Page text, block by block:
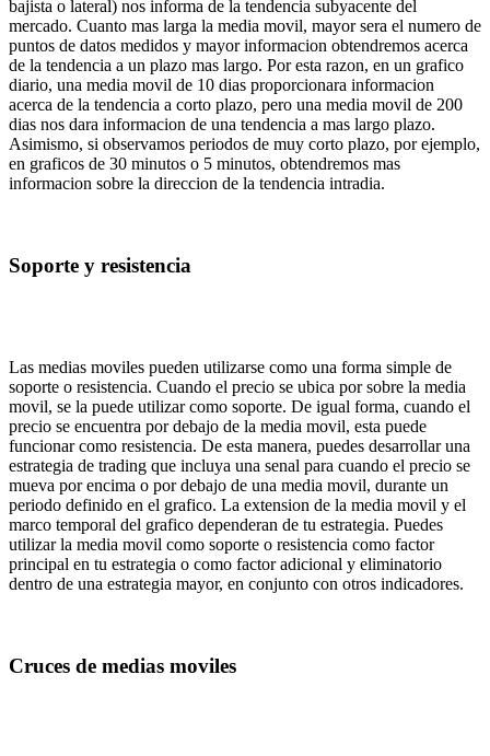
bajista o lateral) nos informa de la tendencia subyacente del
mercado. Cuanto mas larga la media movil, mayor sera el numero de
puntos de datos medidos y mayor informacion obtendremos acerca
de la tendencia a un plazo mas largo. Por esta razon, en un grafico
diario, una media movil de 10 dias proporcionara informacion
acerca de la tendencia a corto plazo, pero una media movil de 200
dias nos dara informacion de una tendencia a mas largo plazo.
Asimismo, si observamos periodos de muy corto plazo, por ejemplo,
en graficos de 30 minutos o 5 minutos, obtendremos mas
informacion sobre la direccion de la tendencia intradia.
Soporte y resistencia
Las medias moviles pueden utilizarse como una forma simple de
soporte o resistencia. Cuando el precio se ubica por sobre la media
movil, se la puede utilizar como soporte. De igual forma, cuando el
precio se encuentra por debajo de la media movil, esta puede
funcionar como resistencia. De esta manera, puedes desarrollar una
estrategia de trading que incluya una senal para cuando el precio se
mueva por encima o por debajo de una media movil, durante un
periodo definido en el grafico. La extension de la media movil y el
marco temporal del grafico dependeran de tu estrategia. Puedes
utilizar la media movil como soporte o resistencia como factor
principal en tu estrategia o como factor adicional y eliminatorio
dentro de una estrategia mayor, en conjunto con otros indicadores.
Cruces de medias moviles